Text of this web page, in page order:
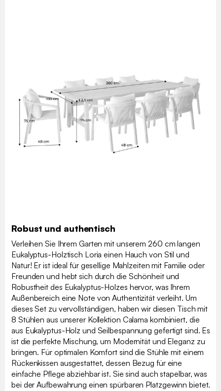
Robust und authentisch
Verleihen Sie Ihrem Garten mit unserem 260 cm langen
Eukalyptus-Holztisch Loria einen Hauch von Stil und
Natur! Er ist ideal für gesellige Mahlzeiten mit Familie oder
Freunden und hebt sich durch die Schönheit und
Robustheit des Eukalyptus-Holzes hervor, was Ihrem
Außenbereich eine Note von Authentizität verleiht. Um
dieses Set zu vervollständigen, haben wir diesen Tisch mit
8 Stühlen aus unserer Kollektion Calama kombiniert, die
aus Eukalyptus-Holz und Seilbespannung gefertigt sind. Es
ist die perfekte Mischung, um Modernität und Eleganz zu
bringen. Für optimalen Komfort sind die Stühle mit einem
Rückenkissen ausgestattet, dessen Bezug für eine
einfache Pflege abziehbar ist. Sie sind auch stapelbar, was
bei der Aufbewahrung einen spürbaren Platzgewinn bietet.